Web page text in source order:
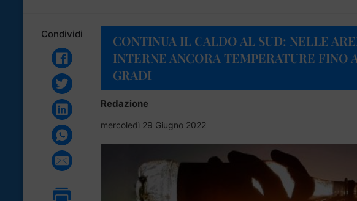
Condividi
CONTINUA IL CALDO AL SUD: NELLE
INTERNE ANCORA TEMPERATURE FINO
GRADI
Redazione
mercoledì 29 Giugno 2022